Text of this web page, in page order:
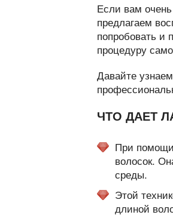
Если вам
предлагаем
попробовать и
процедуру
Давайте
ЧТО ДАЕТ
При помощи
волосок.
среды.
Этой
длиной